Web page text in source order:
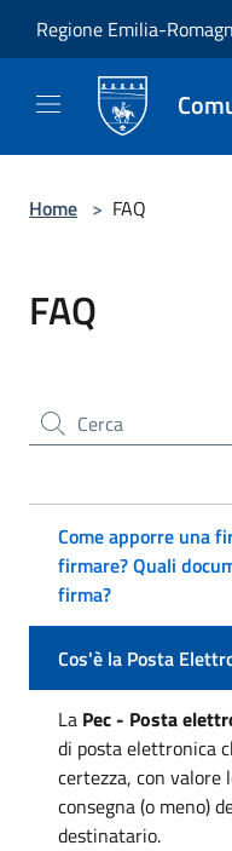
Regione Emilia-
Home > FAQ
FAQ
Cerca nel sito
Come apporre una
firmare? Quali
firma?
Cos'è la Posta
La Pec - Posta
di posta elettronica
certezza, con valore
consegna (o meno)
destinatario.